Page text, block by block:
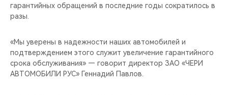
CHERY REMOTE
НАШИ МЕРОПРИЯТИЯ
гарантийных обращений в последние годы сократилось в
разы.
«Мы уверены в надежности наших автомобилей и
подтверждением этого служит увеличение гарантийного
срока обслуживания» — говорит директор ЗАО «ЧЕРИ
АВТОМОБИЛИ РУС» Геннадий Павлов.